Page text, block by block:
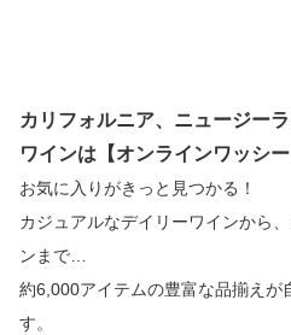
カリフォルニア、ニュージー
ワインは【オンラインワッシ
お気に入りがきっと見つかる！
カジュアルなデイリーワインから
ンまで…
約6,000アイテムの豊富な品揃えが
す。